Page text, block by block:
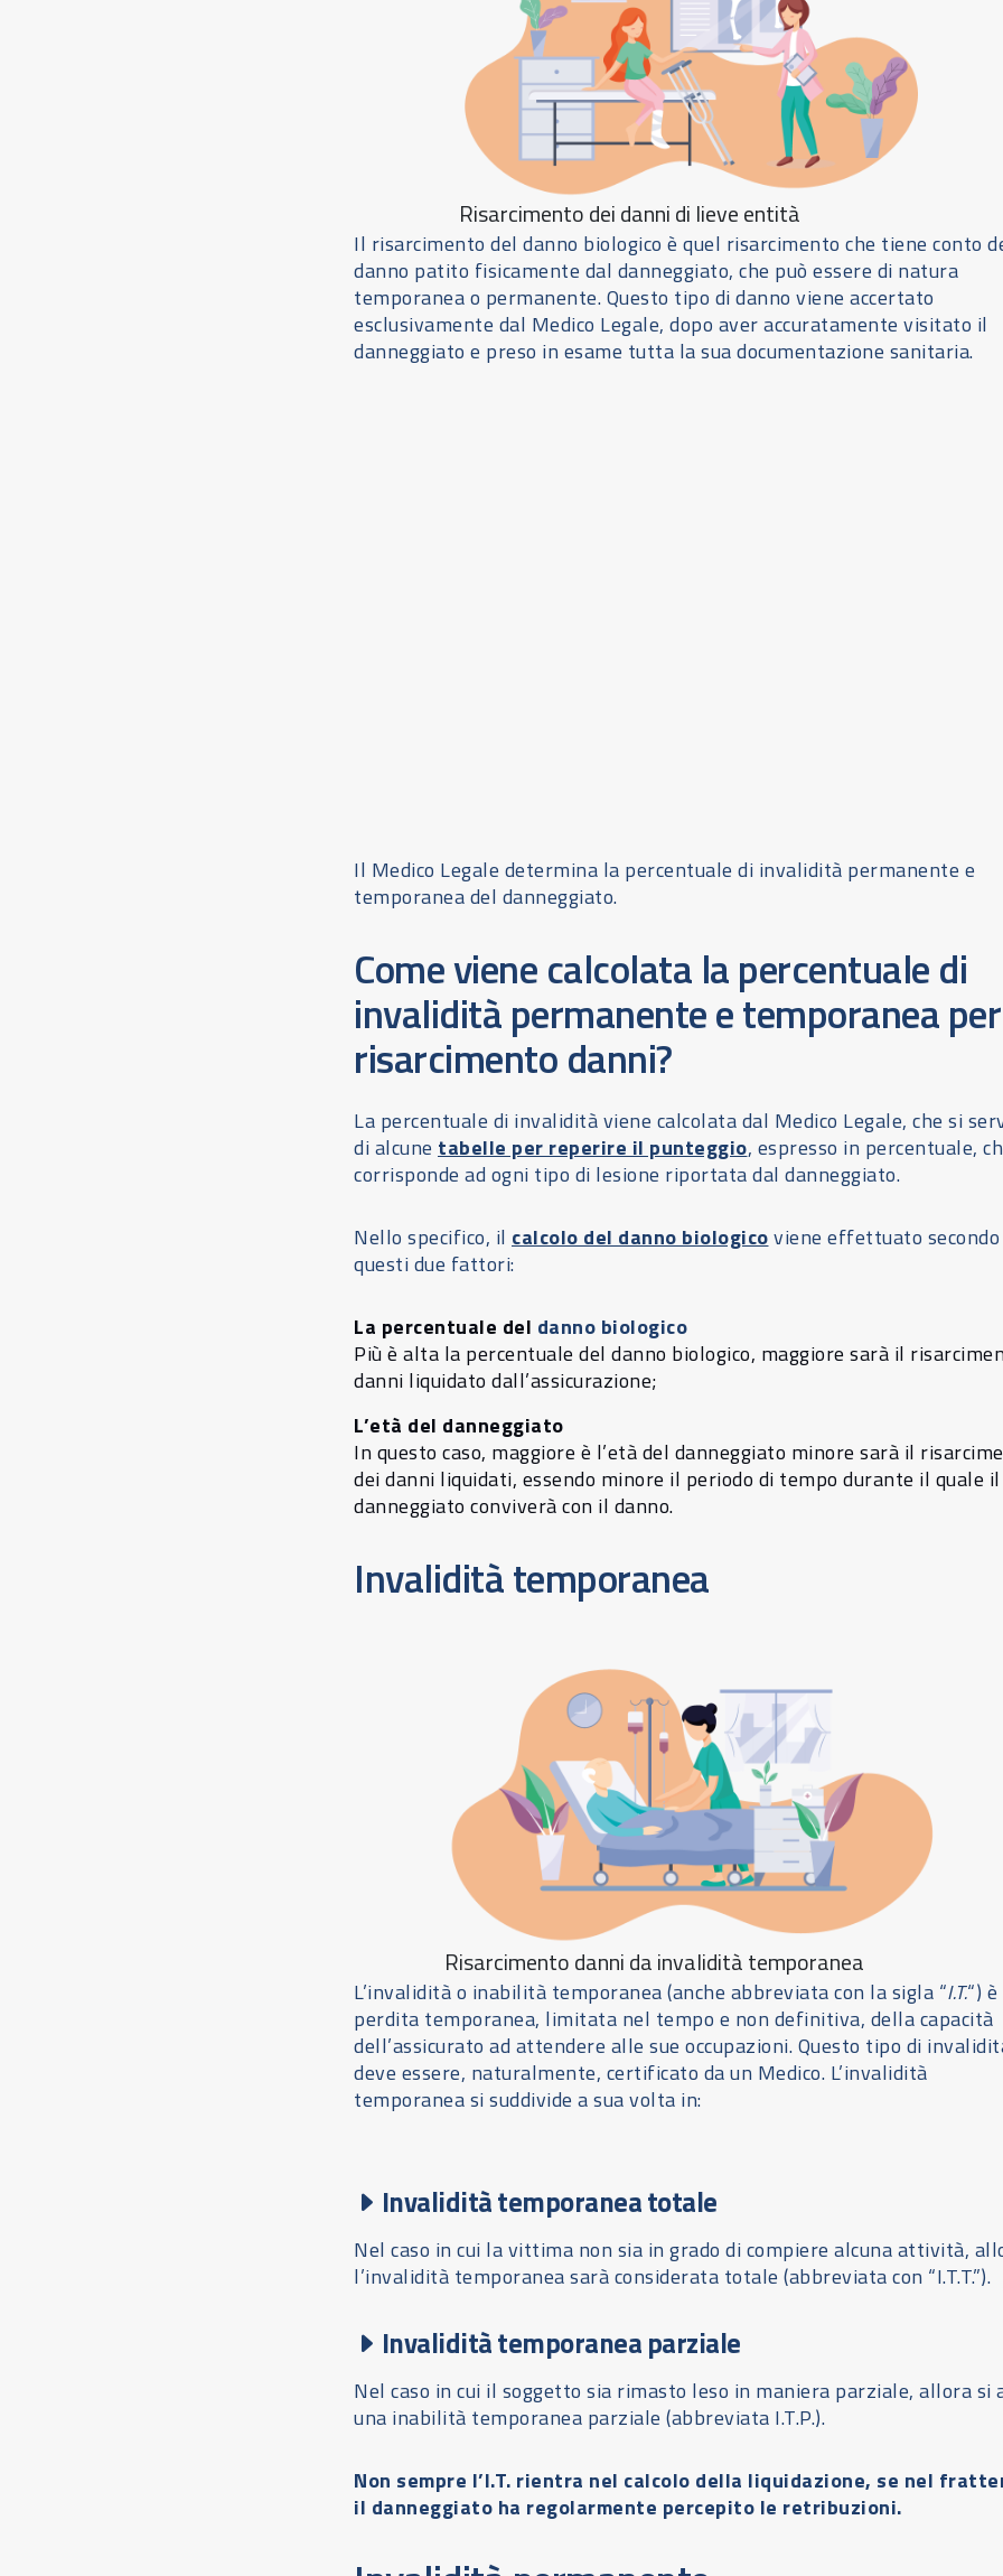
Risarcimento dei danni di lieve entità
Il risarcimento del danno biologico è quel risarcimento che tiene conto
danno patito fisicamente dal danneggiato, che può essere di natura
temporanea o permanente. Questo tipo di danno viene accertato
esclusivamente dal Medico Legale, dopo aver accuratamente visitato il
danneggiato e preso in esame tutta la sua documentazione sanitaria.
Il Medico Legale determina la percentuale di invalidità permanente e
temporanea del danneggiato.
Come viene calcolata la percentuale di
invalidità permanente e temporanea
risarcimento danni?
La percentuale di invalidità viene calcolata dal Medico Legale, che si
di alcune tabelle per reperire il punteggio, espresso in percentuale,
corrisponde ad ogni tipo di lesione riportata dal danneggiato.
Nello specifico, il calcolo del danno biologicoviene effettuato secondo
questi due fattori:
La percentuale del danno biologico
Più è alta la percentuale del danno biologico, maggiore sarà il
danni liquidato dall’assicurazione;
L’età del danneggiato
In questo caso, maggiore è l’età del danneggiato minore sarà il
dei danni liquidati, essendo minore il periodo di tempo durante il quale il
danneggiato conviverà con il danno.
Invalidità temporanea
Risarcimento danni da invalidità temporanea
L’invalidità o inabilità temporanea (anche abbreviata con la sigla “I.T.“)
perdita temporanea, limitata nel tempo e non definitiva, della capacità
dell’assicurato ad attendere alle sue occupazioni. Questo tipo di
deve essere, naturalmente, certificato da un Medico. L’invalidità
temporanea si suddivide a sua volta in:
Invalidità temporanea totale
Nel caso in cui la vittima non sia in grado di compiere alcuna attività,
l’invalidità temporanea sarà considerata totale (abbreviata con “I.T.T.”).
Invalidità temporanea parziale
Nel caso in cui il soggetto sia rimasto leso in maniera parziale, allora si
una inabilità temporanea parziale (abbreviata I.T.P.).
Non sempre l’I.T. rientra nel calcolo della liquidazione, se nel
il danneggiato ha regolarmente percepito le retribuzioni.